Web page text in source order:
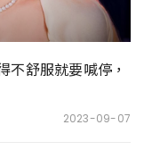
不舒服就要喊停，
2023-09-07